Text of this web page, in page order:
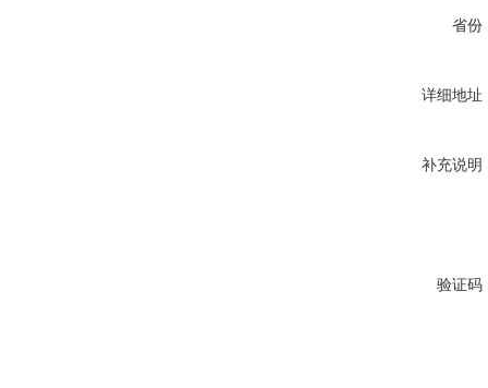
省份
详细地址
补充说明
验证码